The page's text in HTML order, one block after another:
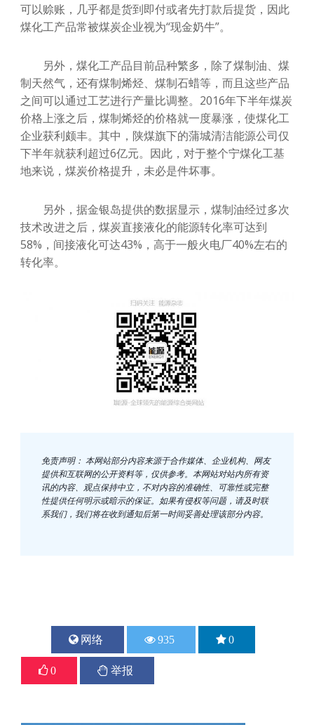
可以赊账，几乎都是货到即付或者先打款后提货，因此
煤化工产品常被煤炭企业视为“现金奶牛”。
另外，煤化工产品目前品种繁多，除了煤制油、煤
制天然气，还有煤制烯烃、煤制石蜡等，而且这些产品
之间可以通过工艺进行产量比调整。2016年下半年煤炭
价格上涨之后，煤制烯烃的价格就一度暴涨，使煤化工
企业获利颇丰。其中，陕煤旗下的蒲城清洁能源公司仅
下半年就获利超过6亿元。因此，对于整个宁煤化工基
地来说，煤炭价格提升，未必是件坏事。
另外，据金银岛提供的数据显示，煤制油经过多次
技术改进之后，煤炭直接液化的能源转化率可达到
58%，间接液化可达43%，高于一般火电厂40%左右的
转化率。
免责声明： 本网站部分内容来源于合作媒体、企业机构、网友
提供和互联网的公开资料等，仅供参考。本网站对站内所有资
讯的内容、观点保持中立，不对内容的准确性、可靠性或完整
性提供任何明示或暗示的保证。如果有侵权等问题，请及时联
系我们，我们将在收到通知后第一时间妥善处理该部分内容。
网络 935 0
0 举报